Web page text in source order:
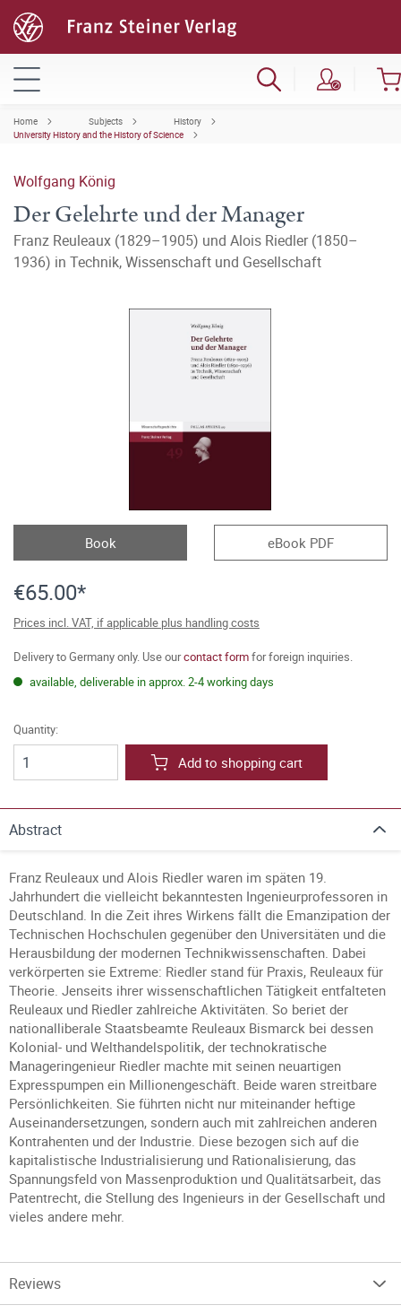
Home Subjects
History
University History and the History of Science
Wolfgang König
Der Gelehrte und der Manager
Franz Reuleaux (1829–1905) und Alois Riedler (1850–
1936) in Technik, Wissenschaft und Gesellschaft
Book eBook PDF
€65.00*
Prices incl. VAT, if applicable plus handling costs
Delivery to Germany only. Use ourcontact formfor foreign inquiries.
available, deliverable in approx. 2-4 working days
Quantity:
Add to shopping cart
Abstract
Franz Reuleaux und Alois Riedler waren im späten 19.
Jahrhundert die vielleicht bekanntesten Ingenieurprofessoren in
Deutschland. In die Zeit ihres Wirkens fällt die Emanzipation der
Technischen Hochschulen gegenüber den Universitäten und die
Herausbildung der modernen Technikwissenschaften. Dabei
verkörperten sie Extreme: Riedler stand für Praxis, Reuleaux für
Theorie. Jenseits ihrer wissenschaftlichen Tätigkeit entfalteten
Reuleaux und Riedler zahlreiche Aktivitäten. So beriet der
nationalliberale Staatsbeamte Reuleaux Bismarck bei dessen
Kolonial- und Welthandelspolitik, der technokratische
Manageringenieur Riedler machte mit seinen neuartigen
Expresspumpen ein Millionengeschäft. Beide waren streitbare
Persönlichkeiten. Sie führten nicht nur miteinander heftige
Auseinandersetzungen, sondern auch mit zahlreichen anderen
Kontrahenten und der Industrie. Diese bezogen sich auf die
kapitalistische Industrialisierung und Rationalisierung, das
Spannungsfeld von Massenproduktion und Qualitätsarbeit, das
Patentrecht, die Stellung des Ingenieurs in der Gesellschaft und
vieles andere mehr.
Reviews